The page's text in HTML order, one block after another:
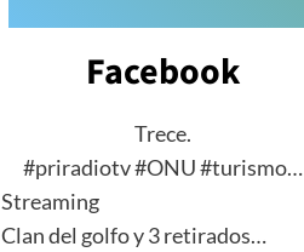
Facebook
Trece.
#priradiotv #ONU #turismo…
Streaming
Clan del golfo y 3 retirados…